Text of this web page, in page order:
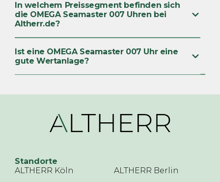
In welchem Preissegment befinden sich
die OMEGA Seamaster 007 Uhren bei
Altherr.de?
Ist eine OMEGA Seamaster 007 Uhr eine
gute Wertanlage?
Standorte
ALTHERR Köln
ALTHERR Berlin